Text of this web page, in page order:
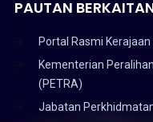
PAUTAN
Portal Rasmi
Kementerian
(PETRA)
Jabatan